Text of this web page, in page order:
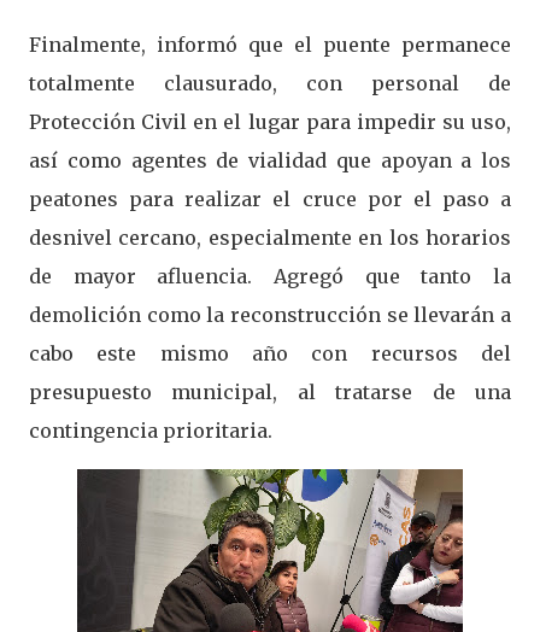
Finalmente, informó que el puente permanece
totalmente clausurado, con personal de
Protección Civil en el lugar para impedir su uso,
así como agentes de vialidad que apoyan a los
peatones para realizar el cruce por el paso a
desnivel cercano, especialmente en los horarios
de mayor afluencia. Agregó que tanto la
demolición como la reconstrucción se llevarán a
cabo este mismo año con recursos del
presupuesto municipal, al tratarse de una
contingencia prioritaria.